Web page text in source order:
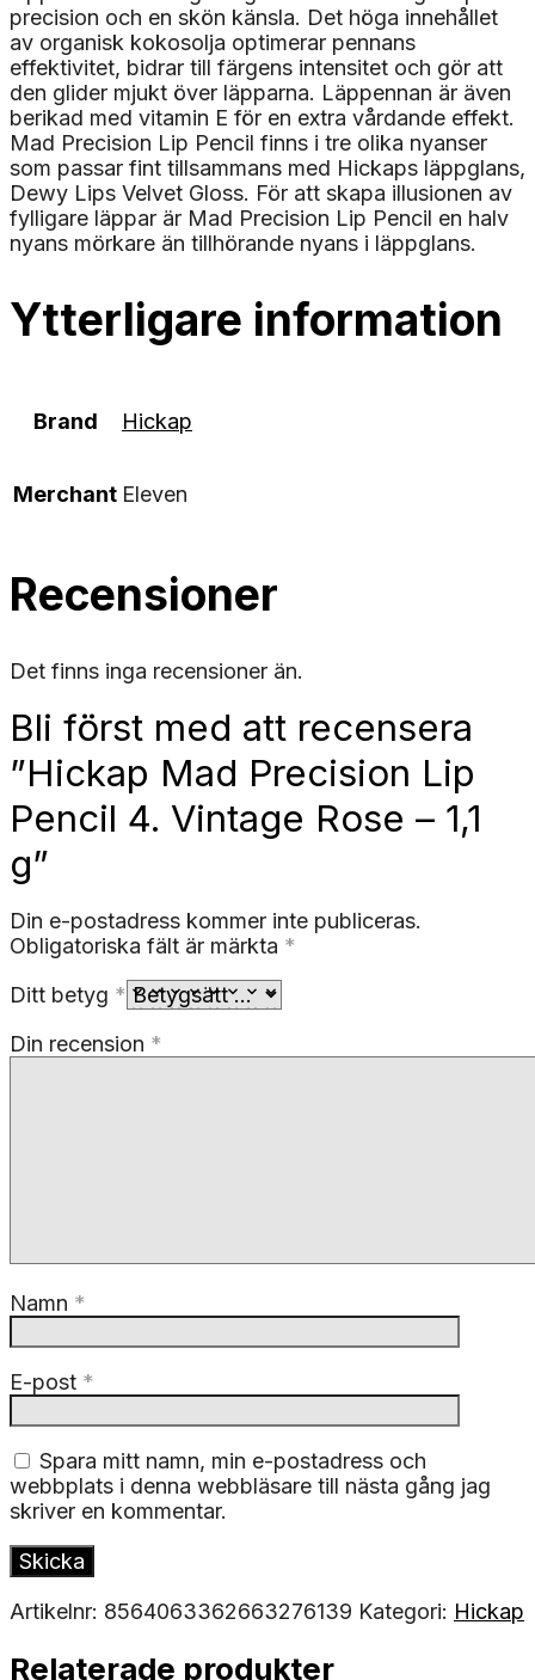
precision och en skön känsla. Det höga innehållet
av organisk kokosolja optimerar pennans
effektivitet, bidrar till färgens intensitet och gör att
den glider mjukt över läpparna. Läppennan är även
berikad med vitamin E för en extra vårdande effekt.
Mad Precision Lip Pencil finns i tre olika nyanser
som passar fint tillsammans med Hickaps läppglans,
Dewy Lips Velvet Gloss. För att skapa illusionen av
fylligare läppar är Mad Precision Lip Pencil en halv
nyans mörkare än tillhörande nyans i läppglans.
Ytterligare information
Brand Hickap
Merchant Eleven
Recensioner
Det finns inga recensioner än.
Bli först med att recensera
”Hickap Mad Precision Lip
Pencil 4. Vintage Rose – 1,1
g”
Din e-postadress kommer inte publiceras.
Obligatoriska fält är märkta *
Ditt betyg *
Din recension *
Namn *
E-post *
Spara mitt namn, min e-postadress och
webbplats i denna webbläsare till nästa gång jag
skriver en kommentar.
Artikelnr: 8564063362663276139 Kategori: Hickap
Relaterade produkter